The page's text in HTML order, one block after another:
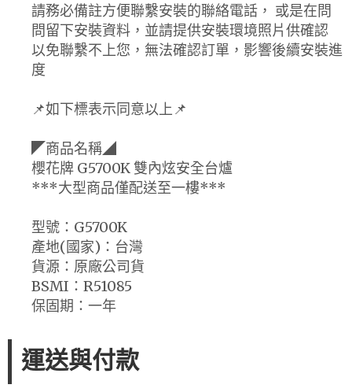
請務必備註方便聯繫安裝的聯絡電話， 或是在問
問留下安裝資料，並請提供安裝環境照片供確認
以免聯繫不上您，無法確認訂單，影響後續安裝進
度
📌如下標表示同意以上📌
◤商品名稱◢
櫻花牌 G5700K 雙內炫安全台爐
***大型商品僅配送至一樓***
型號：G5700K
產地(國家)：台灣
貨源：原廠公司貨
BSMI：R51085
保固期：一年
運送與付款